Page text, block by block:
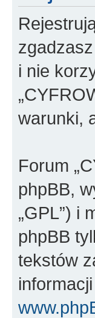
i nie
warunki,
Forum
phpBB,
„GPL”) i
phpBB
tekstów